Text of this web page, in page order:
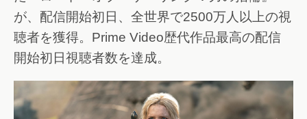
が、配信開始初日、全世界で2500万人以上の視
聴者を獲得。Prime Video歴代作品最高の配信
開始初日視聴者数を達成。